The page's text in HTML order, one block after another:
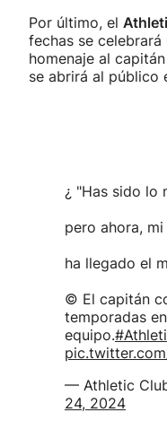
Por último, el
fechas se
homenaje al
se abrirá al público
¿ "Has sido lo
pero ahora, mi
ha llegado el
© El capitán
temporadas
equipo.
— Athletic
24, 2024